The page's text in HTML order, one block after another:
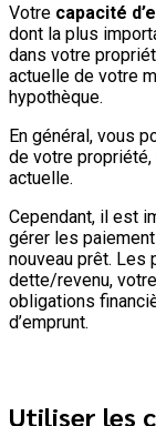
Votre capacité
dont la plus
dans votre
actuelle de votre
hypothèque.
En général, vous
de votre
actuelle.
Cependant, il est
gérer les
nouveau prêt. Les
dette/revenu,
obligations
d’emprunt.
Utiliser les